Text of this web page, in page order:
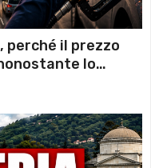
perché il prezzo
lo